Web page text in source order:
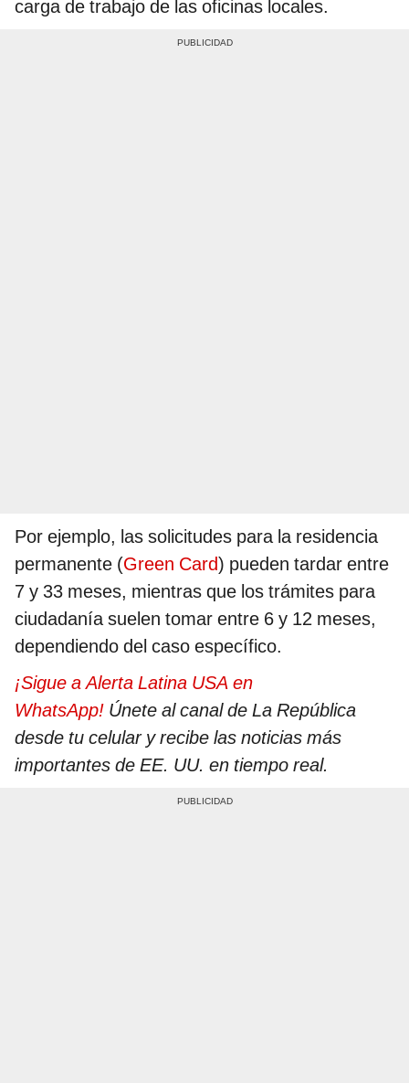
carga de trabajo de las oficinas locales.
Por ejemplo, las solicitudes para la residencia
permanente (Green Card) pueden tardar entre
7 y 33 meses, mientras que los trámites para
ciudadanía suelen tomar entre 6 y 12 meses,
dependiendo del caso específico.
¡Sigue a Alerta Latina USA en
WhatsApp! Únete al canal de La República
desde tu celular y recibe las noticias más
importantes de EE. UU. en tiempo real.